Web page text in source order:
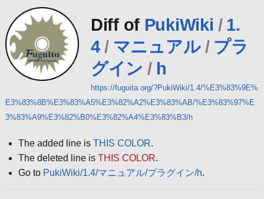
Diff of PukiWiki / 1.
4 / マニュアル / プラ
グイン / h
https://fuguita.org/?PukiWiki/1.4/%E3%83%9E%
E3%83%8B%E3%83%A5%E3%82%A2%E3%83%AB/%E3%83%97%E
3%83%A9%E3%82%B0%E3%82%A4%E3%83%B3/h
The added line isTHIS COLOR.
The deleted line isTHIS COLOR.
Go to PukiWiki/1.4/マニュアル/プラグイン/h.